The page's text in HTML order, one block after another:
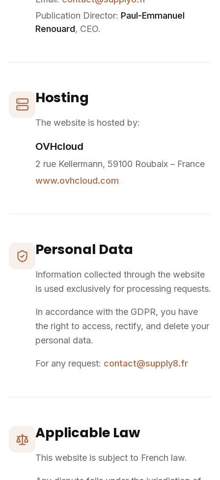
survenue
Nous avons rencontré un problème lors du
chargement de l'application.
Rafraîchir la page